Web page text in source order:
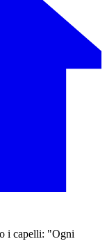
i capelli: "Ogni